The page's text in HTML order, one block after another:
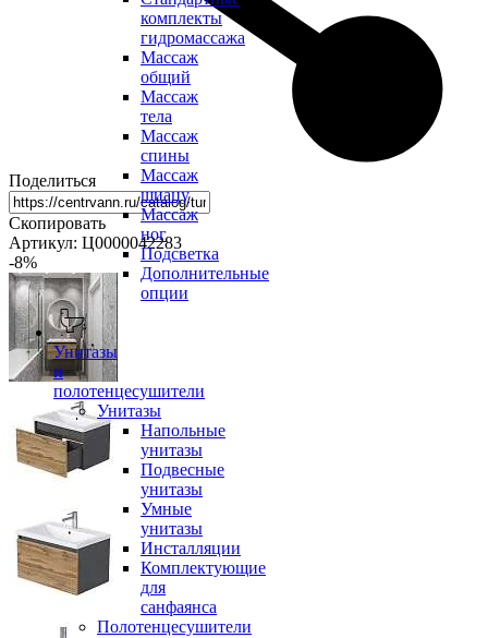
комплекты
гидромассажа
Массаж
общий
Массаж
тела
Массаж
спины
Массаж
шиацу
Массаж
ног
Подсветка
Дополнительные
опции
Унитазы
и
полотенцесушители
Унитазы
Напольные
унитазы
Подвесные
унитазы
Умные
унитазы
Инсталляции
Комплектующие
для
санфаянса
Полотенцесушители
Поделиться
Скопировать
Артикул: Ц0000042283
-8%